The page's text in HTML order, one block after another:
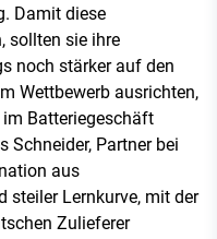
Damit diese
sollten sie ihre
noch stärker auf den
Wettbewerb ausrichten,
Batteriegeschäft
Schneider, Partner bei
aus
steiler Lernkurve, mit der
Zulieferer